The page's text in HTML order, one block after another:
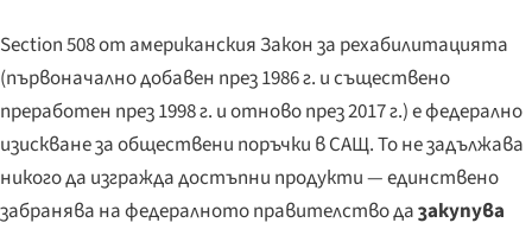
Section 508 от американския Закон за рехабилитацията
(първоначално добавен през 1986 г. и съществено
преработен през 1998 г. и отново през 2017 г.) е федерално
изискване за обществени поръчки в САЩ. То не задължава
никого да изгражда достъпни продукти — единствено
забранява на федералното правителство дазакупува